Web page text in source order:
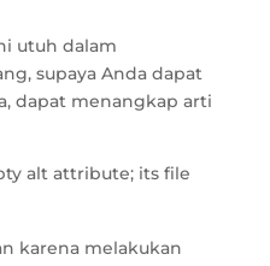
utuh dalam
supaya Anda dapat
dapat menangkap arti
karena melakukan